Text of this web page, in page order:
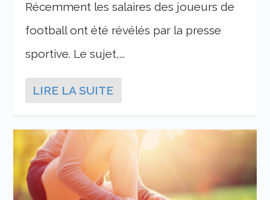
Récemment les salaires des joueurs de
football ont été révélés par la presse
sportive. Le sujet,...
LIRE LA SUITE